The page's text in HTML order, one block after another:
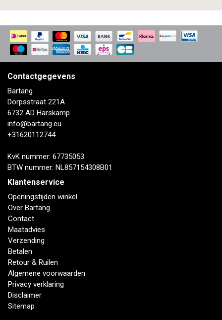
Contactgegevens
Bartang
Dorpsstraat 221A
6732 AD Harskamp
info@bartang.eu
+31620112744
KvK nummer: 67735053
BTW nummer: NL857154308B01
Klantenservice
Openingstijden winkel
Over Bartang
Contact
Maatadvies
Verzending
Betalen
Retour & Ruilen
Algemene voorwaarden
Privacy verklaring
Disclaimer
Sitemap